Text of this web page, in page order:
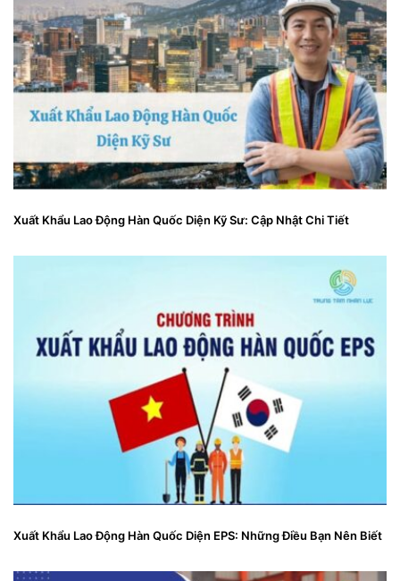
Xuất Khẩu Lao Động Hàn Quốc Diện Kỹ Sư: Cập Nhật Chi Tiết
Xuất Khẩu Lao Động Hàn Quốc Diện EPS: Những Điều Bạn Nên Biết